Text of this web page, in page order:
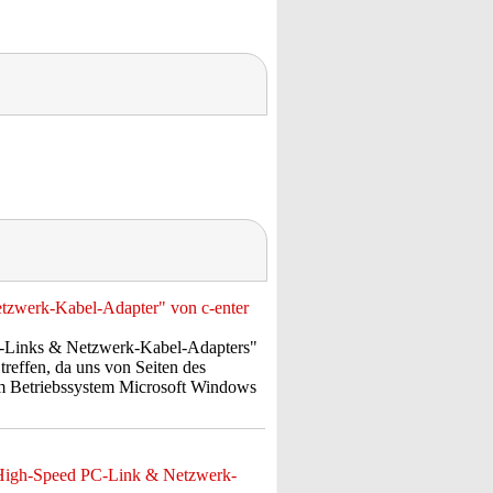
Kabel-Adapter" von c-enter
& Netzwerk-Kabel-Adapters"
da uns von Seiten des
Betriebssystem Microsoft Windows
Speed PC-Link & Netzwerk-